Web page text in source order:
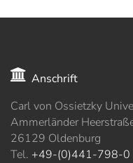
Anschrift
Carl von Ossietzky
Ammerländer
26129 Oldenburg
Tel. +49-(0)441-798-0